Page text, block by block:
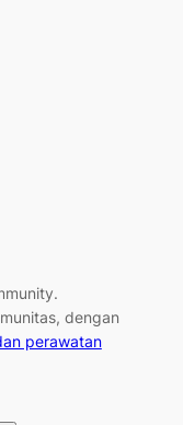
.
dengan
perawatan